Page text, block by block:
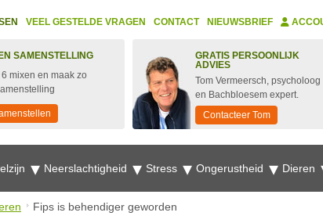
VEEL GESTELDE VRAGEN CONTACT NIEUWSBRIEF
SAMENSTELLING
6 mixen en maak zo
GRATIS PERSOONLIJK
ADVIES
Tom Vermeersch, psycholoog
en Bachbloesem expert.
Contacteer Tom
Neerslachtigheid Stress Ongerustheid Dieren
Fips is behendiger geworden